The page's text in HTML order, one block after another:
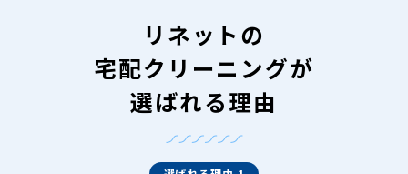
リネットの
宅配クリーニングが
選ばれる理由